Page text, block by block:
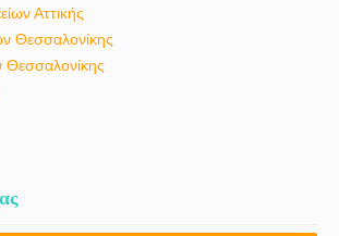
Αττικής
Θεσσαλονίκης